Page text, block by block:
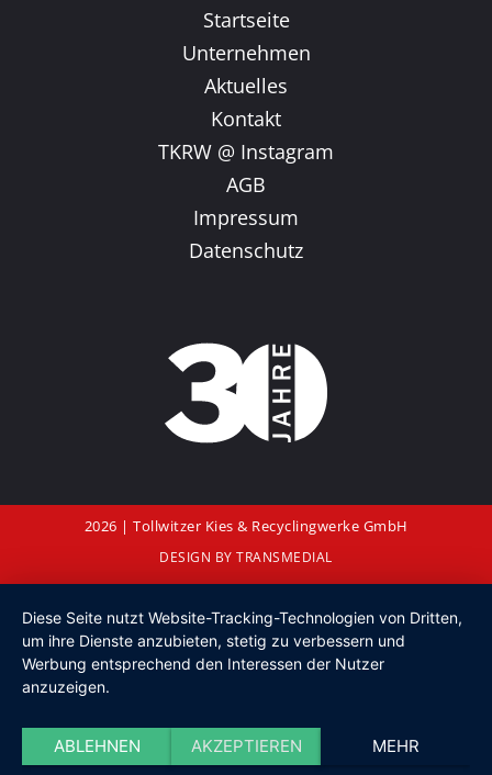
Startseite
Unternehmen
Aktuelles
Kontakt
TKRW @ Instagram
AGB
Impressum
Datenschutz
2026 | Tollwitzer Kies & Recyclingwerke GmbH
DESIGN BYTRANSMEDIAL
Diese Seite nutzt Website-Tracking-Technologien von Dritten,
um ihre Dienste anzubieten, stetig zu verbessern und
Werbung entsprechend den Interessen der Nutzer
anzuzeigen.
ABLEHNEN AKZEPTIEREN MEHR